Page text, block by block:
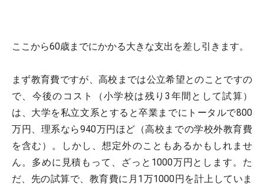
ここから60歳までにかかる大きな支出を差し引きます。
まず教育費ですが、高校までは公立希望とのことですの
で、今後のコスト（小学校は残り3年間として試算）
は、大学を私立文系とすると卒業までにトータルで800
万円、理系なら940万円ほど（高校までの学校外教育費
を含む）。しかし、想定外のこともあるかもしれませ
ん。多めに見積もって、ざっと1000万円とします。た
だ、先の試算で、教育費に月1万1000円を計上していま